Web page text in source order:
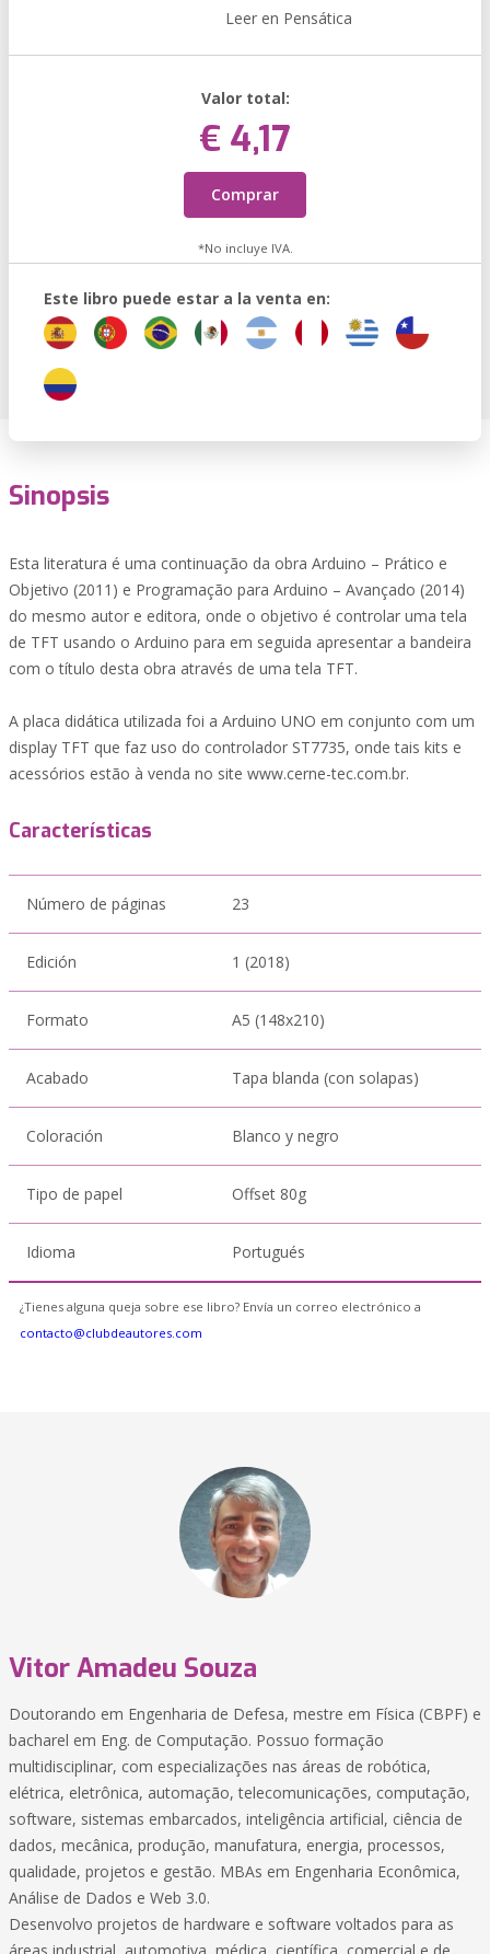
Leer en Pensática
Valor total:
€ 4,17
Comprar
*No incluye IVA.
Este libro puede estar a la venta en:
Sinopsis
Esta literatura é uma continuação da obra Arduino – Prático e
Objetivo (2011) e Programação para Arduino – Avançado (2014)
do mesmo autor e editora, onde o objetivo é controlar uma tela
de TFT usando o Arduino para em seguida apresentar a bandeira
com o título desta obra através de uma tela TFT.
A placa didática utilizada foi a Arduino UNO em conjunto com um
display TFT que faz uso do controlador ST7735, onde tais kits e
acessórios estão à venda no site www.cerne-tec.com.br.
Características
Número de páginas 23
Edición 1 (2018)
Formato A5 (148x210)
Acabado Tapa blanda (con solapas)
Coloración Blanco y negro
Tipo de papel Offset 80g
Idioma Portugués
¿Tienes alguna queja sobre ese libro? Envía un correo electrónico a
contacto@clubdeautores.com
Vitor Amadeu Souza
Doutorando em Engenharia de Defesa, mestre em Física (CBPF) e
bacharel em Eng. de Computação. Possuo formação
multidisciplinar, com especializações nas áreas de robótica,
elétrica, eletrônica, automação, telecomunicações, computação,
software, sistemas embarcados, inteligência artificial, ciência de
dados, mecânica, produção, manufatura, energia, processos,
qualidade, projetos e gestão. MBAs em Engenharia Econômica,
Análise de Dados e Web 3.0.
Desenvolvo projetos de hardware e software voltados para as